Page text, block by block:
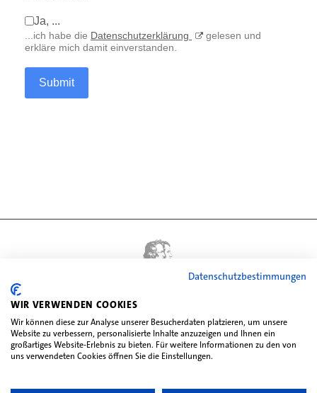
Ja, ...
...ich habe die Datenschutzerklärung
gelesen und
erkläre mich damit einverstanden.
Submit
Datenschutzbestimmungen
WIR VERWENDEN COOKIES
Wir können diese zur Analyse unserer Besucherdaten platzieren, um unsere
Website zu verbessern, personalisierte Inhalte anzuzeigen und Ihnen ein
großartiges Website-Erlebnis zu bieten. Für weitere Informationen zu den von
uns verwendeten Cookies öffnen Sie die Einstellungen.